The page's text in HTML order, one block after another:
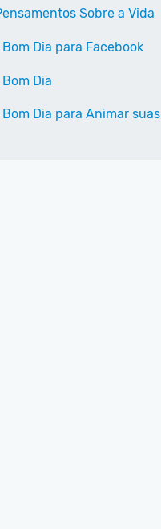
Sobre a Vida
Dia para Facebook
Dia
Bom Dia para Animar suas